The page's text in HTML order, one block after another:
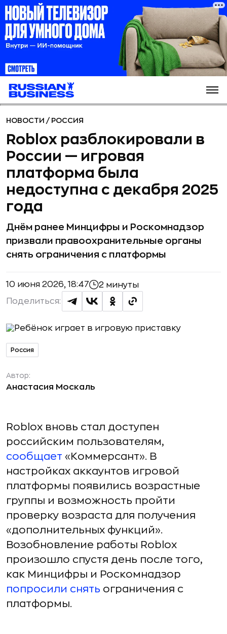
НОВОСТИ / РОССИЯ
Roblox разблокировали в
России — игровая
платформа была
недоступна с декабря 2025
года
Днём ранее Минцифры и Роскомнадзор
призвали правоохранительные органы
снять ограничения с платформы
10 июня 2026, 18:47 2 минуты
Поделиться:
Россия
Автор:
Анастасия Москаль
Roblox вновь стал доступен
российским пользователям,
сообщает «Коммерсант». В
настройках аккаунтов игровой
платформы появились возрастные
группы и возможность пройти
проверку возраста для получения
«дополнительных функций».
Возобновление работы Roblox
произошло спустя день после того,
как Минцифры и Роскомнадзор
попросили снять ограничения с
платформы.